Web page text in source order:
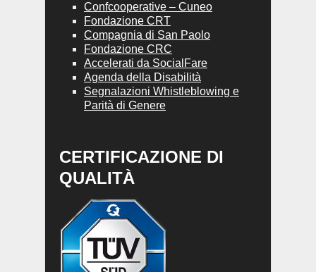
Confcooperative – Cuneo
Fondazione CRT
Compagnia di San Paolo
Fondazione CRC
Accelerati da SocialFare
Agenda della Disabilità
Segnalazioni Whistleblowing e
Parità di Genere
CERTIFICAZIONE DI
QUALITÀ